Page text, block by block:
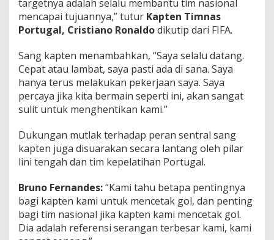
targetnya adalah selalu membantu tim nasional
mencapai tujuannya,” tutur Kapten Timnas
Portugal, Cristiano Ronaldodikutip dari FIFA.
Sang kapten menambahkan, “Saya selalu datang.
Cepat atau lambat, saya pasti ada di sana. Saya
hanya terus melakukan pekerjaan saya. Saya
percaya jika kita bermain seperti ini, akan sangat
sulit untuk menghentikan kami.”
Dukungan mutlak terhadap peran sentral sang
kapten juga disuarakan secara lantang oleh pilar
lini tengah dan tim kepelatihan Portugal.
Bruno Fernandes:“Kami tahu betapa pentingnya
bagi kapten kami untuk mencetak gol, dan penting
bagi tim nasional jika kapten kami mencetak gol.
Dia adalah referensi serangan terbesar kami, kami